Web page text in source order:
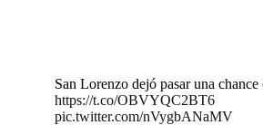
San Lorenzo dejó pasar una chance
https://t.co/OBVYQC2BT6
pic.twitter.com/nVygbANaMV